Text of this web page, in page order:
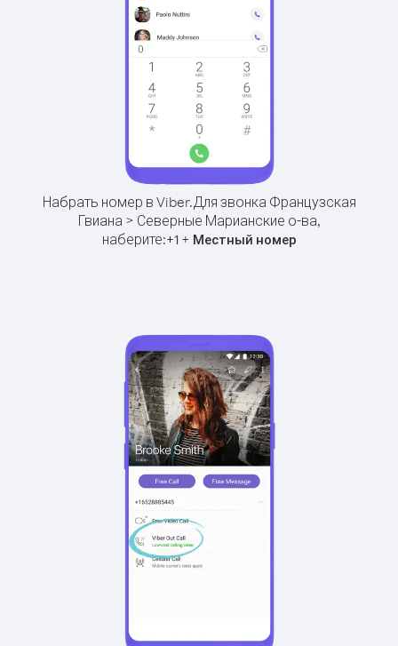
Набрать номер в Viber.Для звонка Французская
Гвиана > Северные Марианские о-ва,
наберите:+1+ Местный номер